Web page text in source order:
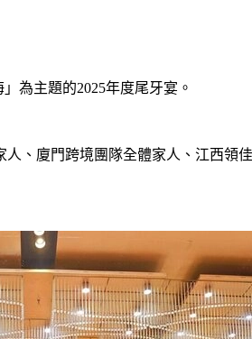
為主題的2025年度尾牙宴。
、廈門跨境團隊全體家人、江西